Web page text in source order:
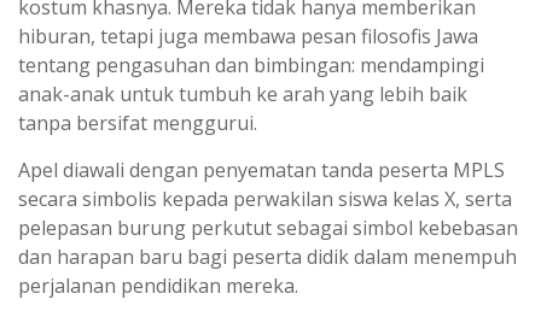
kostum khasnya. Mereka tidak hanya memberikan
hiburan, tetapi juga membawa pesan filosofis Jawa
tentang pengasuhan dan bimbingan: mendampingi
anak-anak untuk tumbuh ke arah yang lebih baik
tanpa bersifat menggurui.
Apel diawali dengan penyematan tanda peserta MPLS
secara simbolis kepada perwakilan siswa kelas X, serta
pelepasan burung perkutut sebagai simbol kebebasan
dan harapan baru bagi peserta didik dalam menempuh
perjalanan pendidikan mereka.